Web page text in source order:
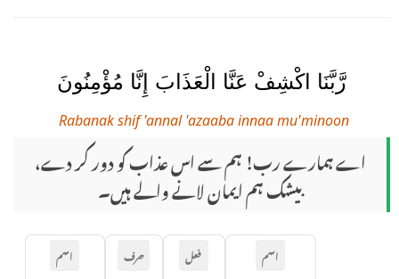
رَّبَّنَا اكْشِفْ عَنَّا الْعَذَابَ إِنَّا مُؤْمِنُونَ
Rabanak shif 'annal 'azaaba innaa mu'minoon
اے ہمارے رب! ہم سے اس عذاب کو دور کر دے،
بیشک ہم ایمان لانے والے ہیں۔
اسم
فعل
حرف
اسم